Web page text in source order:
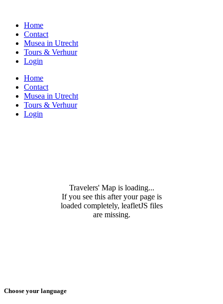
Home
Contact
Musea in Utrecht
Tours & Verhuur
Login
Home
Contact
Musea in Utrecht
Tours & Verhuur
Login
Travelers' Map is loading...
If you see this after your page is
loaded completely, leafletJS files
are missing.
Choose your language